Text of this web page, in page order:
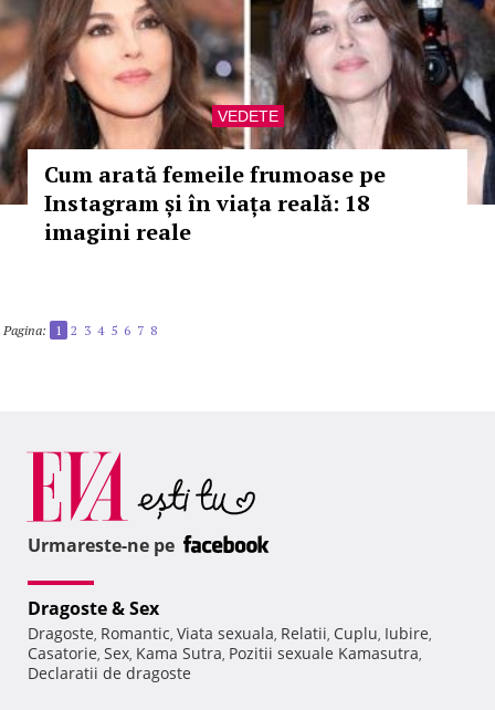
VEDETE
Cum arată femeile frumoase pe
Instagram și în viața reală: 18
imagini reale
Pagina: 1 2 3 4 5 6 7 8
Urmareste-ne pe
Dragoste & Sex
Dragoste, Romantic, Viata sexuala, Relatii, Cuplu, Iubire,
Casatorie, Sex, Kama Sutra, Pozitii sexuale Kamasutra,
Declaratii de dragoste